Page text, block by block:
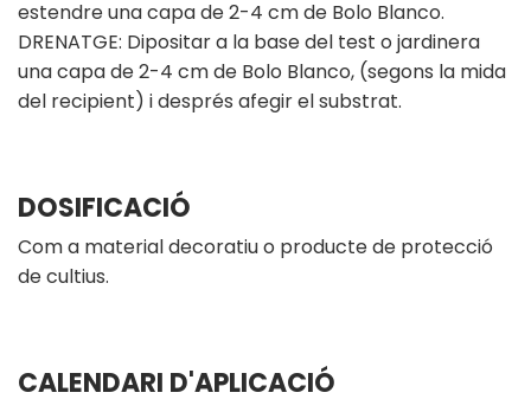
estendre una capa de 2-4 cm de Bolo Blanco.
DRENATGE: Dipositar a la base del test o jardinera
una capa de 2-4 cm de Bolo Blanco, (segons la mida
del recipient) i després afegir el substrat.
DOSIFICACIÓ
Com a material decoratiu o producte de protecció
de cultius.
CALENDARI D'APLICACIÓ